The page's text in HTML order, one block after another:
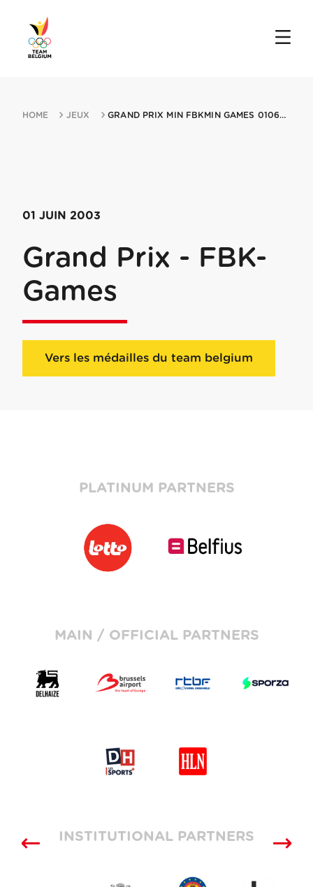
HOME JEUX GRAND PRIX MIN FBKMIN GAMES 01062003 HENGELO
01 JUIN 2003
Grand Prix - FBK-
Games
Vers les médailles du team belgium
PLATINUM PARTNERS
MAIN / OFFICIAL PARTNERS
INSTITUTIONAL PARTNERS